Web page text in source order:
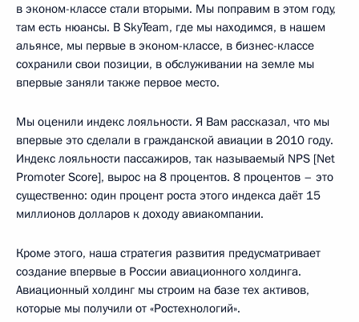
в эконом-классе стали вторыми. Мы поправим в этом году,
там есть нюансы. В SkyTeam, где мы находимся, в нашем
альянсе, мы первые в эконом-классе, в бизнес-классе
сохранили свои позиции, в обслуживании на земле мы
впервые заняли также первое место.
Мы оценили индекс лояльности. Я Вам рассказал, что мы
впервые это сделали в гражданской авиации в 2010 году.
Индекс лояльности пассажиров, так называемый NPS [Net
Promoter Score], вырос на 8 процентов. 8 процентов – это
существенно: один процент роста этого индекса даёт 15
миллионов долларов к доходу авиакомпании.
Кроме этого, наша стратегия развития предусматривает
создание впервые в России авиационного холдинга.
Авиационный холдинг мы строим на базе тех активов,
которые мы получили от «Ростехнологий».